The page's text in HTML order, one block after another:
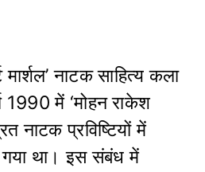
नाटक साहित्य कला
1990 में ‘मोहन राकेश
नाटक प्रविष्टियों में
गया था। इस संबंध में